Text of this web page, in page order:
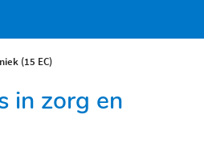
(15 EC)
in zorg en